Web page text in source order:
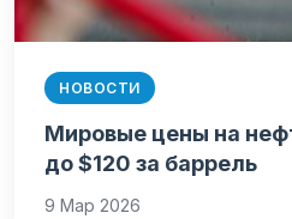
НОВОСТИ
Мировые цены на
до $120 за баррель
9 Мар 2026